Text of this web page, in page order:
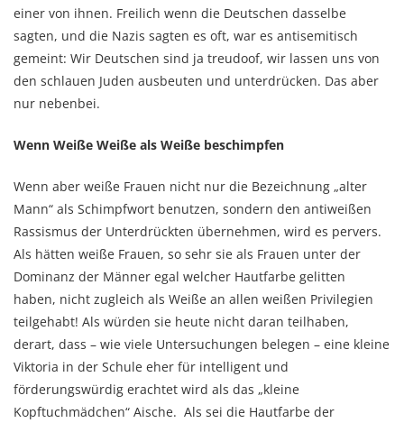
einer von ihnen. Freilich wenn die Deutschen dasselbe
sagten, und die Nazis sagten es oft, war es antisemitisch
gemeint: Wir Deutschen sind ja treudoof, wir lassen uns von
den schlauen Juden ausbeuten und unterdrücken. Das aber
nur nebenbei.
Wenn Weiße Weiße als Weiße beschimpfen
Wenn aber weiße Frauen nicht nur die Bezeichnung „alter
Mann“ als Schimpfwort benutzen, sondern den antiweißen
Rassismus der Unterdrückten übernehmen, wird es pervers.
Als hätten weiße Frauen, so sehr sie als Frauen unter der
Dominanz der Männer egal welcher Hautfarbe gelitten
haben, nicht zugleich als Weiße an allen weißen Privilegien
teilgehabt! Als würden sie heute nicht daran teilhaben,
derart, dass – wie viele Untersuchungen belegen – eine kleine
Viktoria in der Schule eher für intelligent und
förderungswürdig erachtet wird als das „kleine
Kopftuchmädchen“ Aische. Als sei die Hautfarbe der